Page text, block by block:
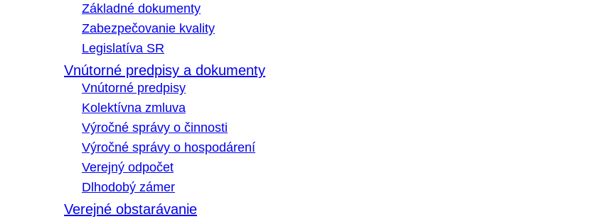
Základné dokumenty
Zabezpečovanie kvality
Legislatíva SR
Vnútorné predpisy a dokumenty
Vnútorné predpisy
Kolektívna zmluva
Výročné správy o činnosti
Výročné správy o hospodárení
Verejný odpočet
Dlhodobý zámer
Verejné obstarávanie